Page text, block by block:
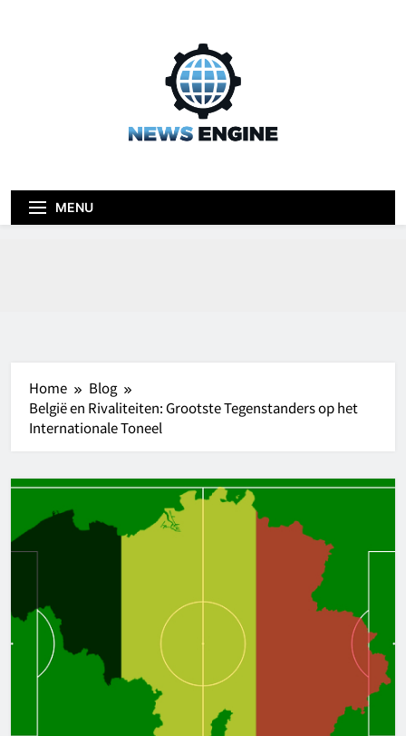
MENU
Home
Blog
België en Rivaliteiten: Grootste Tegenstanders op het
Internationale Toneel